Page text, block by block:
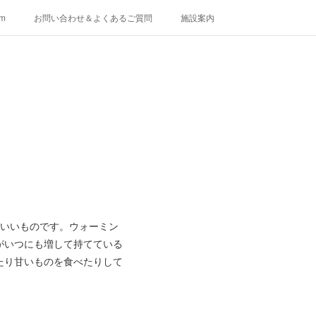
お問い合わせ＆よくあるご質問 施設案内
いものです。ウォーミン
つにも増して持てている
甘いものを食べたりして